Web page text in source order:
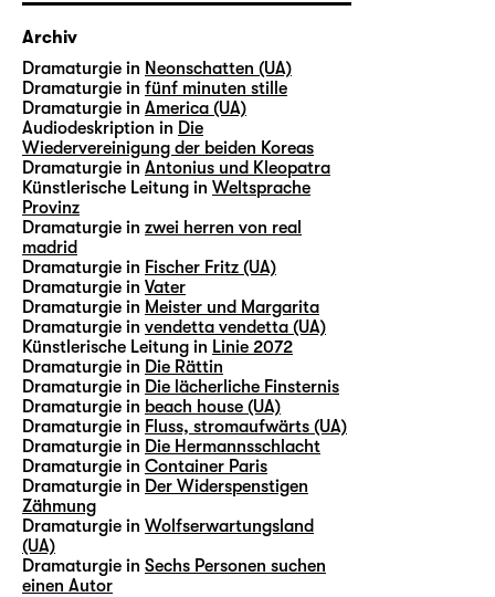
Archiv
Dramaturgie in Neonschatten (UA)
Dramaturgie in fünf minuten stille
Dramaturgie in America (UA)
Audiodeskription in Die
Wiedervereinigung der beiden Koreas
Dramaturgie in Antonius und Kleopatra
Künstlerische Leitung in Weltsprache
Provinz
Dramaturgie in zwei herren von real
madrid
Dramaturgie in Fischer Fritz (UA)
Dramaturgie in Vater
Dramaturgie in Meister und Margarita
Dramaturgie in vendetta vendetta (UA)
Künstlerische Leitung in Linie 2072
Dramaturgie in Die Rättin
Dramaturgie in Die lächerliche Finsternis
Dramaturgie in beach house (UA)
Dramaturgie in Fluss, stromaufwärts (UA)
Dramaturgie in Die Hermannsschlacht
Dramaturgie in Container Paris
Dramaturgie in Der Widerspenstigen
Zähmung
Dramaturgie in Wolfserwartungsland
(UA)
Dramaturgie in Sechs Personen suchen
einen Autor